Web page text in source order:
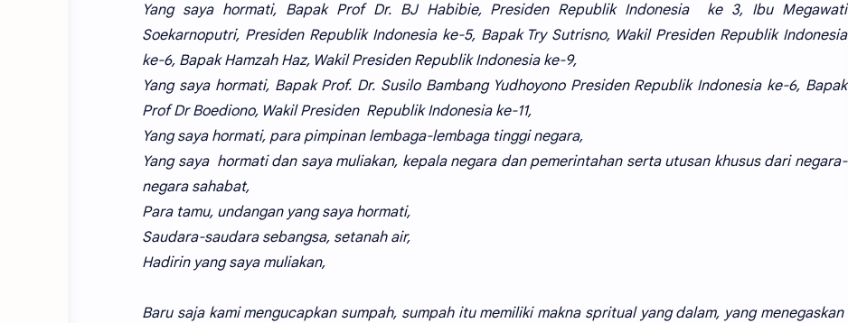
Yang saya hormati, Bapak Prof Dr. BJ Habibie, Presiden Republik Indonesia ke 3, Ibu Megawati
Soekarnoputri, Presiden Republik Indonesia ke-5, Bapak Try Sutrisno, Wakil Presiden Republik Indonesia
ke-6, Bapak Hamzah Haz, Wakil Presiden Republik Indonesia ke-9,
Yang saya hormati, Bapak Prof. Dr. Susilo Bambang Yudhoyono Presiden Republik Indonesia ke-6, Bapak
Prof Dr Boediono, Wakil Presiden Republik Indonesia ke-11,
Yang saya hormati, para pimpinan lembaga-lembaga tinggi negara,
Yang saya hormati dan saya muliakan, kepala negara dan pemerintahan serta utusan khusus dari negara-
negara sahabat,
Para tamu, undangan yang saya hormati,
Saudara-saudara sebangsa, setanah air,
Hadirin yang saya muliakan,
Baru saja kami mengucapkan sumpah, sumpah itu memiliki makna spritual yang dalam, yang menegaskan